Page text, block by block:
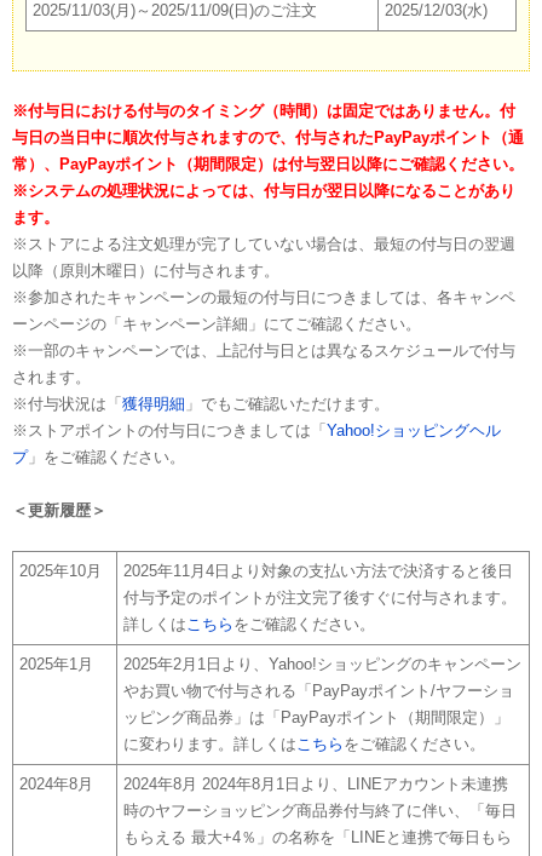
2025/11/03(月)～2025/11/09(日)のご注文 2025/12/03(水)
※付与日における付与のタイミング（時間）は固定ではありません。付
与日の当日中に順次付与されますので、付与されたPayPayポイント（通
常）、PayPayポイント（期間限定）は付与翌日以降にご確認ください。
※システムの処理状況によっては、付与日が翌日以降になることがあり
ます。
※ストアによる注文処理が完了していない場合は、最短の付与日の翌週
以降（原則木曜日）に付与されます。
※参加されたキャンペーンの最短の付与日につきましては、各キャンペ
ーンページの「キャンペーン詳細」にてご確認ください。
※一部のキャンペーンでは、上記付与日とは異なるスケジュールで付与
されます。
※付与状況は「 獲得明細 」でもご確認いただけます。
※ストアポイントの付与日につきましては「 Yahoo!ショッピングヘル
プ」をご確認ください。
＜更新履歴＞
2025年10月
2025年11月4日より対象の支払い方法で決済すると後日
付与予定のポイントが注文完了後すぐに付与されます。
詳しくはこちら をご確認ください。
2025年1月
2025年2月1日より、Yahoo!ショッピングのキャンペーン
やお買い物で付与される「PayPayポイント/ヤフーショ
ッピング商品券」は「PayPayポイント（期間限定）」
に変わります。詳しくはこちら をご確認ください。
2024年8月
2024年8月 2024年8月1日より、LINEアカウント未連携
時のヤフーショッピング商品券付与終了に伴い、「毎日
もらえる 最大+4％」の名称を「LINEと連携で毎日もら